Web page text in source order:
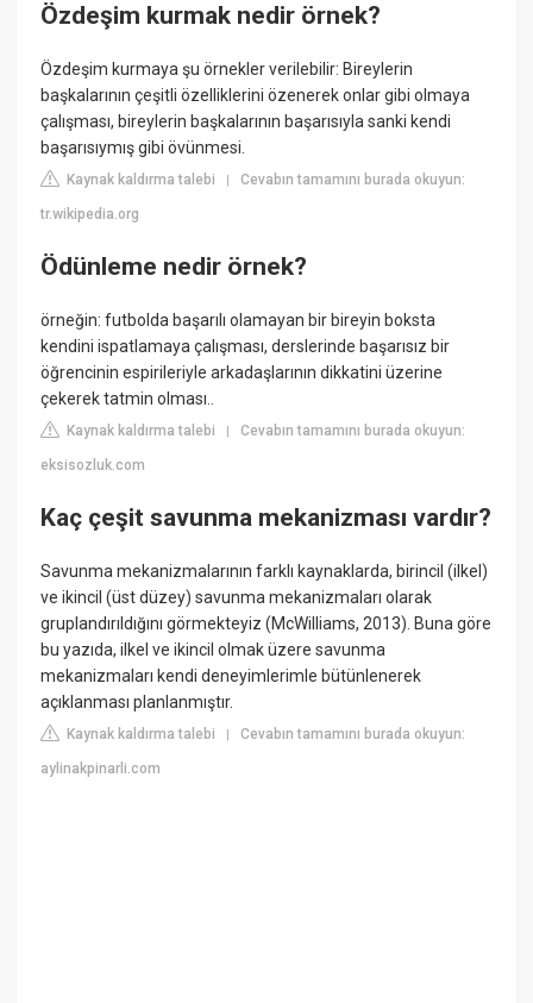
Özdeşim kurmak nedir örnek?
Özdeşim kurmaya şu örnekler verilebilir: Bireylerin
başkalarının çeşitli özelliklerini özenerek onlar gibi olmaya
çalışması, bireylerin başkalarının başarısıyla sanki kendi
başarısıymış gibi övünmesi.
Kaynak kaldırma talebi |Cevabın tamamını burada okuyun:
tr.wikipedia.org
Ödünleme nedir örnek?
örneğin: futbolda başarılı olamayan bir bireyin boksta
kendini ispatlamaya çalışması, derslerinde başarısız bir
öğrencinin espirileriyle arkadaşlarının dikkatini üzerine
çekerek tatmin olması..
Kaynak kaldırma talebi |Cevabın tamamını burada okuyun:
eksisozluk.com
Kaç çeşit savunma mekanizması vardır?
Savunma mekanizmalarının farklı kaynaklarda, birincil (ilkel)
ve ikincil (üst düzey) savunma mekanizmaları olarak
gruplandırıldığını görmekteyiz (McWilliams, 2013). Buna göre
bu yazıda, ilkel ve ikincil olmak üzere savunma
mekanizmaları kendi deneyimlerimle bütünlenerek
açıklanması planlanmıştır.
Kaynak kaldırma talebi |Cevabın tamamını burada okuyun:
aylinakpinarli.com